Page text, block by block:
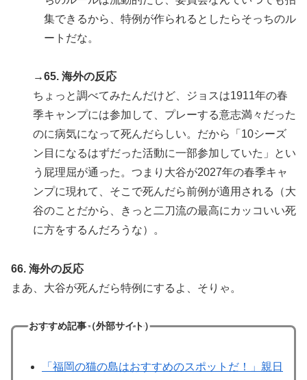
集できるから、特例が作られるとしたらそっちのル
ートだな。
→65. 海外の反応
ちょっと調べてみたんだけど、ジョスは1911年の春
季キャンプには参加して、プレーする意志満々だった
のに病気になって死んだらしい。だから「10シーズ
ン目になるはずだった活動に一部参加していた」とい
う屁理屈が通った。つまり大谷が2027年の春季キャ
ンプに現れて、そこで死んだら前例が適用される（大
谷のことだから、きっと二刀流の最高にカッコいい死
に方をするんだろうな）。
66. 海外の反応
まあ、大谷が死んだら特例にするよ、そりゃ。
おすすめ記事（外部サイト）
「福岡の猫の島はおすすめのスポットだ！」親日